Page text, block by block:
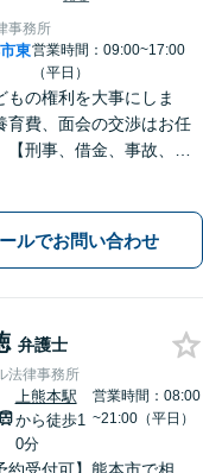
事務所
東営業時間：09:00~17:00
（平日）
もの権利を大事にしま
育費、面会の交渉はお任
刑事、借金、事故、労
験あり。
ルでお問い合わせ
弁護士
法律事務所
上熊本駅
から徒歩1
0分
営業時間：08:00
~21:00（平日）